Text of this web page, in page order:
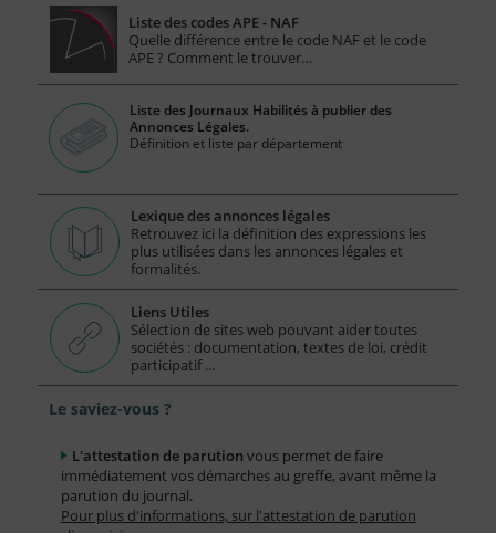
Liste des codes APE - NAF
Quelle différence entre le code NAF et le code
APE ? Comment le trouver…
Liste des Journaux Habilités à publier des
Annonces Légales.
Définition et liste par département
Lexique des annonces légales
Retrouvez ici la définition des expressions les
plus utilisées dans les annonces légales et
formalités.
Liens Utiles
Sélection de sites web pouvant aider toutes
sociétés : documentation, textes de loi, crédit
participatif ...
Le saviez-vous ?
L'attestation de parution vous permet de faire
immédiatement vos démarches au greffe, avant même la
parution du journal.
Pour plus d'informations, sur l'attestation de parution